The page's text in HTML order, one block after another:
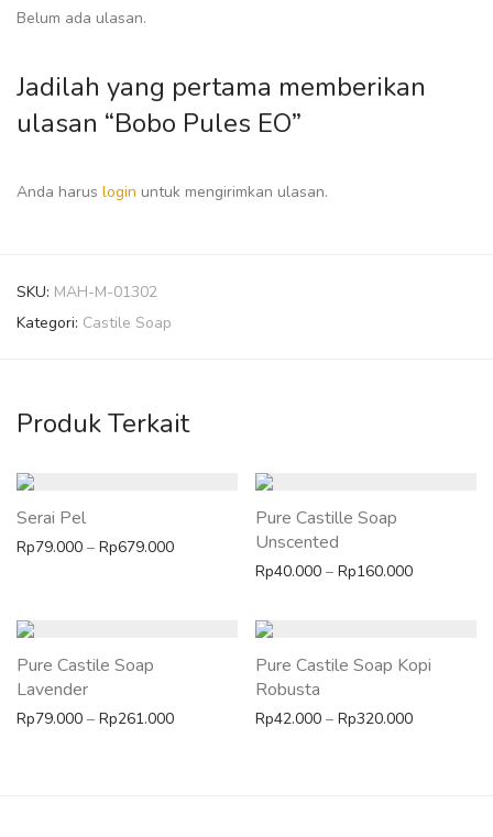
Belum ada ulasan.
Jadilah yang pertama memberikan
ulasan “Bobo Pules EO”
Anda harus login untuk mengirimkan ulasan.
SKU: MAH-M-01302
Kategori: Castile Soap
Produk Terkait
Serai Pel
Rp79.000 – Rp679.000Rentang harga: Rp79.000 hingga Rp679.000
Pure Castille Soap
Unscented
Rp40.000 – Rp160.000Rentang
Pure Castile Soap
Lavender
Rp79.000 – Rp261.000Rentang harga: Rp79.000 hingga Rp261.000
Pure Castile Soap Kopi
Robusta
Rp42.000 – Rp320.000Rentang